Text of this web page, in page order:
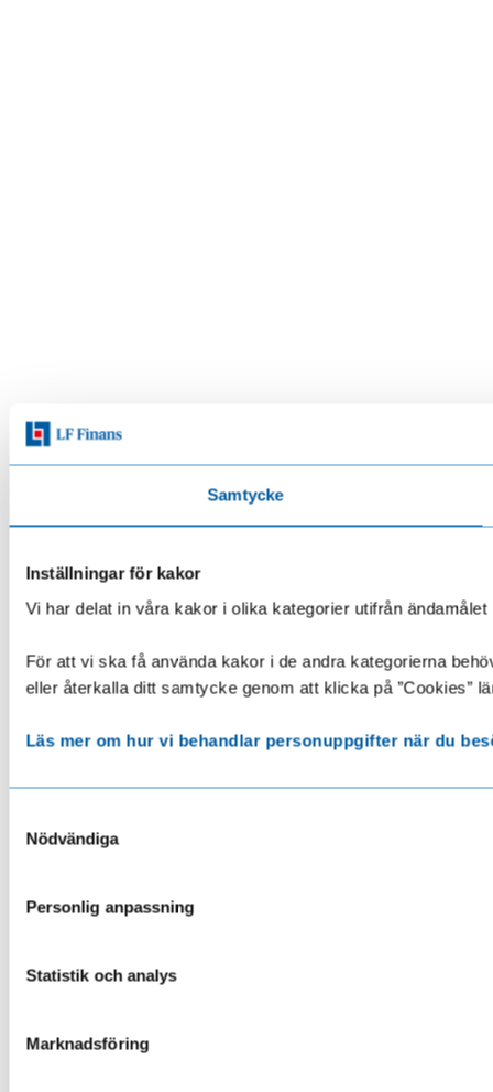
Samtycke
Inställningar för kakor
Vi har delat in våra kakor i olika kategorier utifrån
För att vi ska få använda kakor i de andra kategorierna
eller återkalla ditt samtycke genom att klicka på ”Cookies”
Läs mer om hur vi behandlar personuppgifter när du
Nödvändiga
Personlig anpassning
Statistik och analys
Marknadsföring